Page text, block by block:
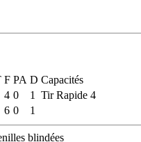
F PA D Capacités
4 0 1
Tir Rapide 4
6 0 1
blindées